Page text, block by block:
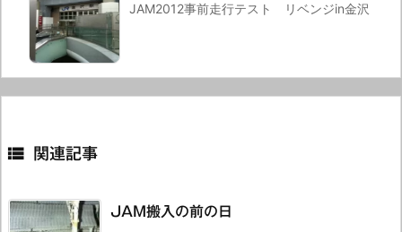
JAM2012事前走行テスト リベンジin金沢
 関連記事
JAM搬入の前の日